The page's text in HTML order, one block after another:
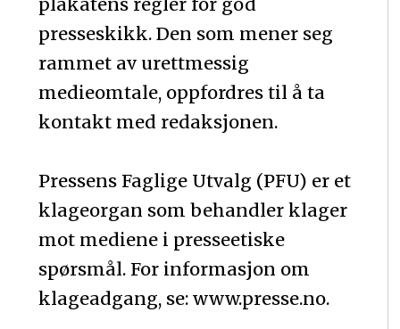
presseskikk. Den som mener seg
rammet av urettmessig
medieomtale, oppfordres til å ta
kontakt med redaksjonen.
Pressens Faglige Utvalg (PFU) er et
klageorgan som behandler klager
mot mediene i presseetiske
spørsmål. For informasjon om
klageadgang, se: www.presse.no.